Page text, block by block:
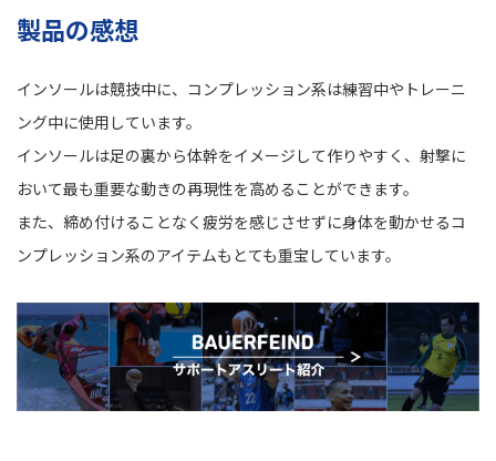
製品の感想
インソールは競技中に、コンプレッション系は練習中やトレーニ
ング中に使用しています。
インソールは足の裏から体幹をイメージして作りやすく、射撃に
おいて最も重要な動きの再現性を高めることができます。
また、締め付けることなく疲労を感じさせずに身体を動かせるコ
ンプレッション系のアイテムもとても重宝しています。